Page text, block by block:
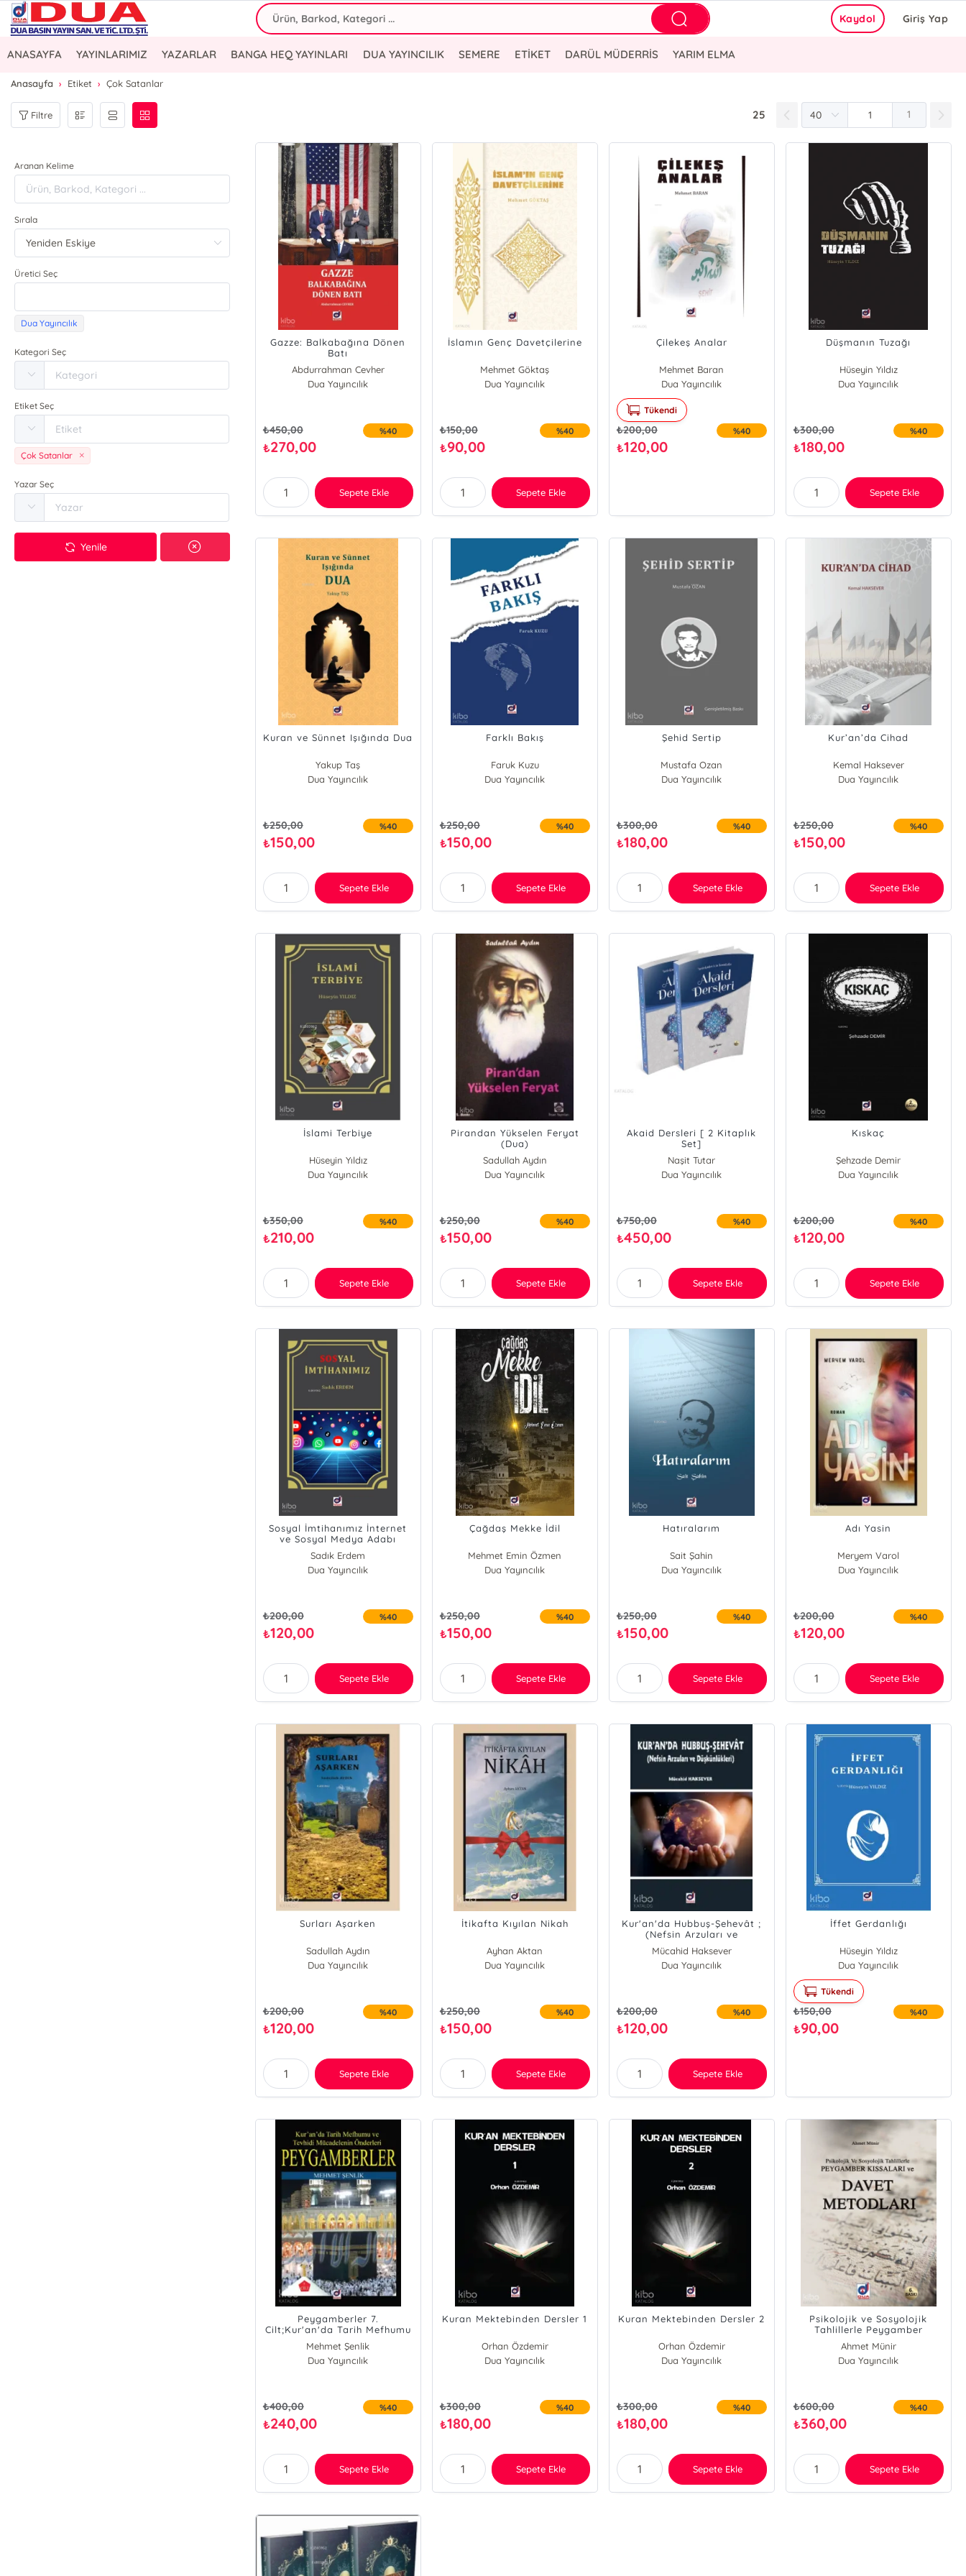
Giriş Yap
Kaydol
ANASAYFA YAYINLARIMIZ YAZARLAR BANGA HEQ YAYINLARI DUA YAYINCILIK SEMERE ETİKET DARÜL MÜDERRİS YARIM ELMA
Anasayfa Etiket Çok Satanlar
Filtre 25 1
Aranan Kelime
Sırala
Üretici Seç
Dua Yayıncılık
Kategori Seç
Etiket Seç
Çok Satanlar
Yazar Seç
Yenile
Gazze: Balkabağına Dönen
Batı
Abdurrahman Cevher
Dua Yayıncılık
₺450,00
₺270,00
%40
Sepete Ekle
İslamın Genç Davetçilerine
Mehmet Göktaş
Dua Yayıncılık
₺150,00
₺90,00
%40
Sepete Ekle
Çilekeş Analar
Mehmet Baran
Dua Yayıncılık
Tükendi
₺200,00
₺120,00
%40
Düşmanın Tuzağı
Hüseyin Yıldız
Dua Yayıncılık
₺300,00
₺180,00
%40
Sepete Ekle
Kuran ve Sünnet Işığında Dua
Yakup Taş
Dua Yayıncılık
₺250,00
₺150,00
%40
Sepete Ekle
Farklı Bakış
Faruk Kuzu
Dua Yayıncılık
₺250,00
₺150,00
%40
Sepete Ekle
Şehid Sertip
Mustafa Ozan
Dua Yayıncılık
₺300,00
₺180,00
%40
Sepete Ekle
Kur’an’da Cihad
Kemal Haksever
Dua Yayıncılık
₺250,00
₺150,00
%40
Sepete Ekle
İslami Terbiye
Hüseyin Yıldız
Dua Yayıncılık
₺350,00
₺210,00
%40
Sepete Ekle
Pirandan Yükselen Feryat
(Dua)
Sadullah Aydın
Dua Yayıncılık
₺250,00
₺150,00
%40
Sepete Ekle
Akaid Dersleri [ 2 Kitaplık
Set]
Naşit Tutar
Dua Yayıncılık
₺750,00
₺450,00
%40
Sepete Ekle
Kıskaç
Şehzade Demir
Dua Yayıncılık
₺200,00
₺120,00
%40
Sepete Ekle
Sosyal İmtihanımız İnternet
ve Sosyal Medya Adabı
Sadık Erdem
Dua Yayıncılık
₺200,00
₺120,00
%40
Sepete Ekle
Çağdaş Mekke İdil
Mehmet Emin Özmen
Dua Yayıncılık
₺250,00
₺150,00
%40
Sepete Ekle
Hatıralarım
Sait Şahin
Dua Yayıncılık
₺250,00
₺150,00
%40
Sepete Ekle
Adı Yasin
Meryem Varol
Dua Yayıncılık
₺200,00
₺120,00
%40
Sepete Ekle
Surları Aşarken
Sadullah Aydın
Dua Yayıncılık
₺200,00
₺120,00
%40
Sepete Ekle
İtikafta Kıyılan Nikah
Ayhan Aktan
Dua Yayıncılık
₺250,00
₺150,00
%40
Sepete Ekle
Kur'an'da Hubbuş-Şehevât ;
(Nefsin Arzuları ve
Düşkünlükleri)
Mücahid Haksever
Dua Yayıncılık
₺200,00
₺120,00
%40
Sepete Ekle
İffet Gerdanlığı
Hüseyin Yıldız
Dua Yayıncılık
Tükendi
₺150,00
₺90,00
%40
Peygamberler 7.
Cilt;Kur'an'da Tarih Mefhumu
ve Tevhidi Mücadelenin
Önderleri
Mehmet Şenlik
Dua Yayıncılık
₺400,00
₺240,00
%40
Sepete Ekle
Kuran Mektebinden Dersler 1
Orhan Özdemir
Dua Yayıncılık
₺300,00
₺180,00
%40
Sepete Ekle
Kuran Mektebinden Dersler 2
Orhan Özdemir
Dua Yayıncılık
₺300,00
₺180,00
%40
Sepete Ekle
Psikolojik ve Sosyolojik
Tahlillerle Peygamber
Kıssaları ve Davet Metotları
Ahmet Münir
Dua Yayıncılık
₺600,00
₺360,00
%40
Sepete Ekle